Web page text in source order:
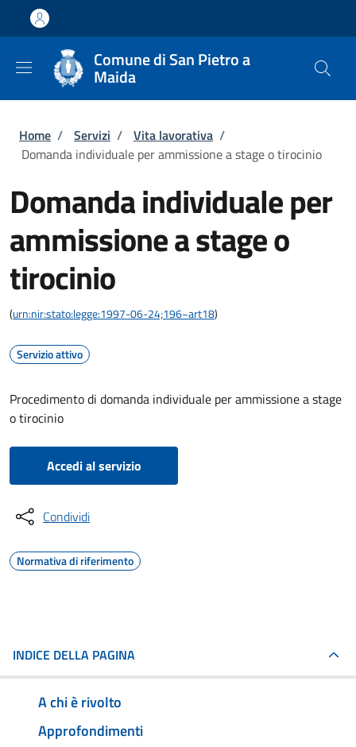
Salta al contenuto principale
Skip to footer content
Comune di San Pietro a
Maida
Briciole di pane
Home / Servizi / Vita lavorativa /
Domanda individuale per ammissione a stage o tirocinio
Domanda individuale per
ammissione a stage o
tirocinio
(urn:nir:stato:legge:1997-06-24;196~art18)
Servizio attivo
Procedimento di domanda individuale per ammissione a stage
o tirocinio
Accedi al servizio
Condividi
Normativa di riferimento
INDICE DELLA PAGINA
A chi è rivolto
Approfondimenti